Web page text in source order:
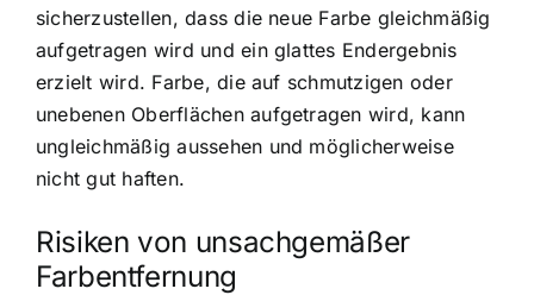
sicherzustellen, dass die neue Farbe gleichmäßig
aufgetragen wird und ein glattes Endergebnis
erzielt wird. Farbe, die auf schmutzigen oder
unebenen Oberflächen aufgetragen wird, kann
ungleichmäßig aussehen und möglicherweise
nicht gut haften.
Risiken von unsachgemäßer
Farbentfernung